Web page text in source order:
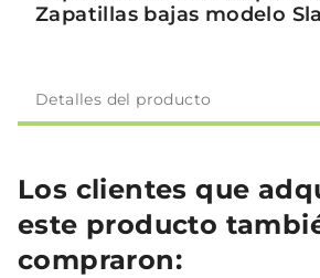
Zapatillas bajas modelo
Detalles del producto
Los clientes que
este producto
compraron: